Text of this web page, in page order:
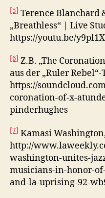
[5] Terence Blanchard
„Breathless“ | Live
https://youtu.be/
[6] Z.B. „The
aus der „Ruler
https://
coronation-of-x-
pinderhughes
[7] Kamasi
http://
washington-unites-
musicians-in-honor-
and-la-uprising-92-